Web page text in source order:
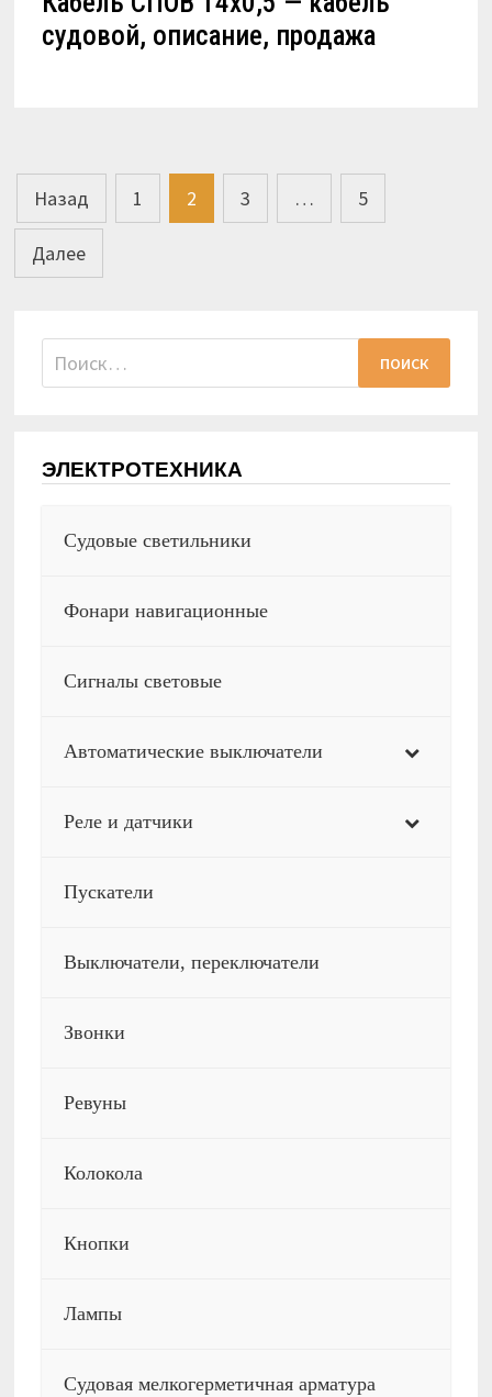
судовой, описание, продажа
Пагинация
записей
Назад 1 2 3 … 5
Далее
Найти:
ЭЛЕКТРОТЕХНИКА
Судовые светильники
Фонари навигационные
Сигналы световые
Автоматические выключатели
Реле и датчики
Пускатели
Выключатели, переключатели
Звонки
Ревуны
Колокола
Кнопки
Лампы
Судовая мелкогерметичная арматура